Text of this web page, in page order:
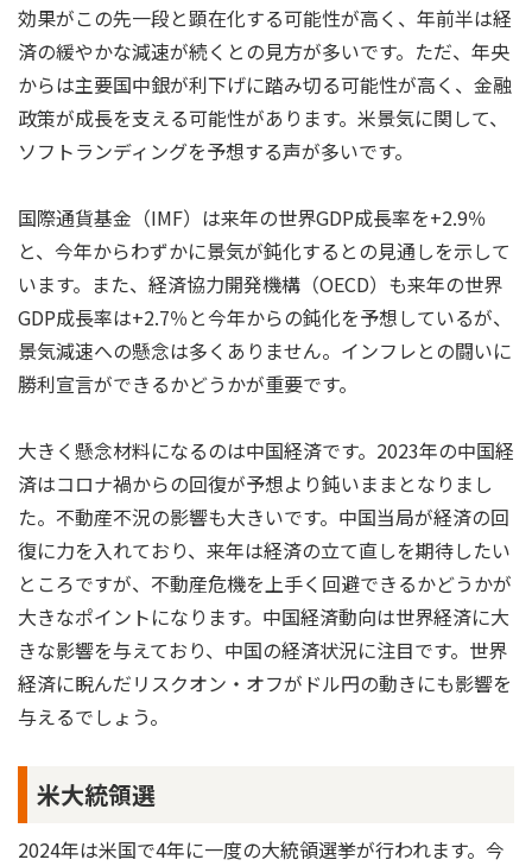
効果がこの先一段と顕在化する可能性が高く、年前半は経
済の緩やかな減速が続くとの見方が多いです。ただ、年央
からは主要国中銀が利下げに踏み切る可能性が高く、金融
政策が成長を支える可能性があります。米景気に関して、
ソフトランディングを予想する声が多いです。
国際通貨基金（IMF）は来年の世界GDP成長率を+2.9％
と、今年からわずかに景気が鈍化するとの見通しを示して
います。また、経済協力開発機構（OECD）も来年の世界
GDP成長率は+2.7％と今年からの鈍化を予想しているが、
景気減速への懸念は多くありません。インフレとの闘いに
勝利宣言ができるかどうかが重要です。
大きく懸念材料になるのは中国経済です。2023年の中国経
済はコロナ禍からの回復が予想より鈍いままとなりまし
た。不動産不況の影響も大きいです。中国当局が経済の回
復に力を入れており、来年は経済の立て直しを期待したい
ところですが、不動産危機を上手く回避できるかどうかが
大きなポイントになります。中国経済動向は世界経済に大
きな影響を与えており、中国の経済状況に注目です。世界
経済に睨んだリスクオン・オフがドル円の動きにも影響を
与えるでしょう。
米大統領選
2024年は米国で4年に一度の大統領選挙が行われます。今